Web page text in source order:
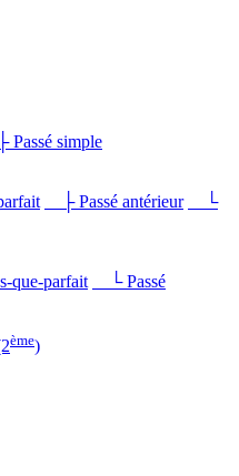
simple
├ Passé antérieur
└
que-parfait
└ Passé
ème)